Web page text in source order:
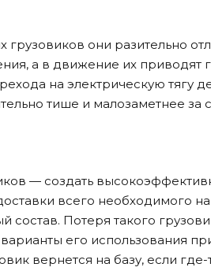
грузовиков они разительно
а в движение их приводят
на электрическую тягу
тише и малозаметнее за
— создать
всего необходимого
состав. Потеря такого
его использования
вернется на базу, если